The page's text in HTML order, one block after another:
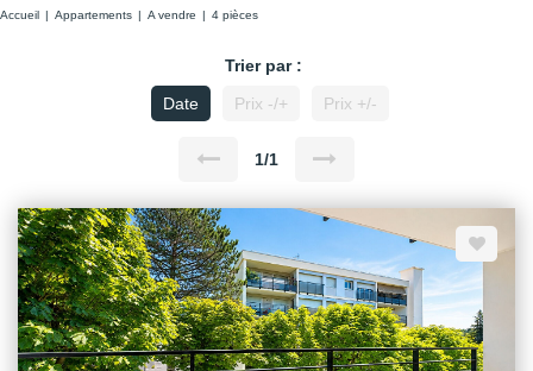
Accueil Appartements A vendre 4 pièces
Trier par :
Date
Prix -/+ Prix +/-
1/1